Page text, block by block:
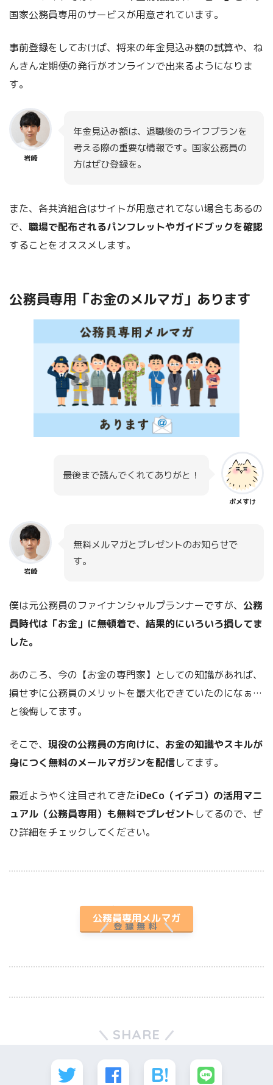
林野庁共済組合
日本郵政共済組合
ポメすけ
サイトがある場合はリンクも貼ってあるよ
～
国家公務員専用のサービスが用意されています。
事前登録をしておけば、将来の年金見込み額の試算や、ね
んきん定期便の発行がオンラインで出来るようになりま
す。
岩崎
年金見込み額は、退職後のライフプランを
考える際の重要な情報です。国家公務員の
方はぜひ登録を。
また、各共済組合はサイトが用意されてない場合もあるの
で、 職場で配布されるパンフレットやガイドブックを確認
することをオススメします。
公務員専用「お金のメルマガ」あります
ポメすけ
最後まで読んでくれてありがと！
岩崎
無料メルマガとプレゼントのお知らせで
す。
僕は元公務員のファイナンシャルプランナーですが、 公務
員時代は「お金」に無頓着で、結果的にいろいろ損してま
した。
あのころ、今の【お金の専門家】としての知識があれば、
損せずに公務員のメリットを最大化できていたのになぁ…
と後悔してます。
そこで、 現役の公務員の方向けに、お金の知識やスキルが
身につく無料のメールマガジンを配信してます。
最近ようやく注目されてきたiDeCo（イデコ）の活用マニ
ュアル（公務員専用）も無料でプレゼントしてるので、ぜ
ひ詳細をチェックしてください。
プレゼント付き
公務員専用メルマガ
登録無料
SHARE